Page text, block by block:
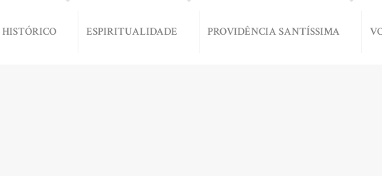
HISTÓRICO ESPIRITUALIDADE PROVIDÊNCIA SANTÍSSIMA